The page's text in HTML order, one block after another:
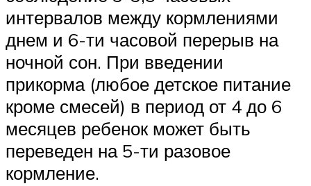
интервалов между кормлениями
днем и 6-ти часовой перерыв на
ночной сон. При введении
прикорма (любое детское питание
кроме смесей) в период от 4 до 6
месяцев ребенок может быть
переведен на 5-ти разовое
кормление.